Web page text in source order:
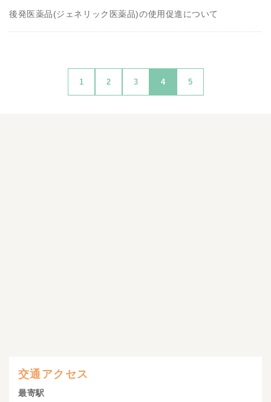
後発医薬品(ジェネリック医薬品)の使用促進について
1 2 3 4 5
交通アクセス
最寄駅